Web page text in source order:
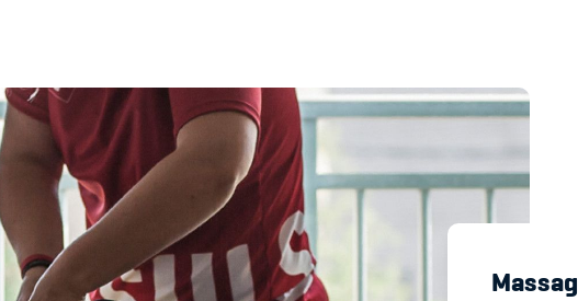
Member's Manual / FAQ
Fairplay
Teilnahmeberechtigung
Academy
Blog